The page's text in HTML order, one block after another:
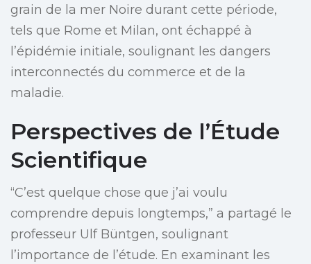
grain de la mer Noire durant cette période,
tels que Rome et Milan, ont échappé à
l’épidémie initiale, soulignant les dangers
interconnectés du commerce et de la
maladie.
Perspectives de l’Étude
Scientifique
“C’est quelque chose que j’ai voulu
comprendre depuis longtemps,” a partagé le
professeur Ulf Büntgen, soulignant
l’importance de l’étude. En examinant les